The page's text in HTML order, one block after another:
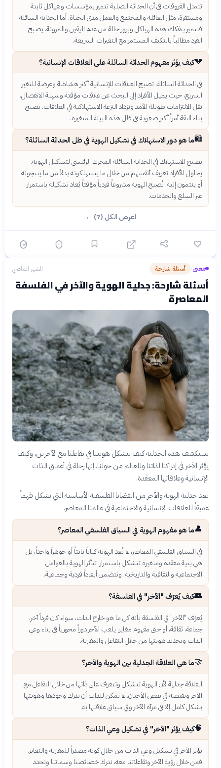
تتمثل الفروقات في أن الحداثة الصلبة تتميز بمؤسسات وهياكل ثابتة
ومستقرة، مثل العائلة والمجتمع والعمل مدى الحياة. أما الحداثة السائلة
فتتميز بتفكك هذه الهياكل وبروز حالة من عدم اليقين والمرونة. يصبح
الفرد مطالباً بالتكيف المستمر مع التغيرات السريعة.
💔كيف يؤثر مفهوم الحداثة السائلة على العلاقات الإنسانية؟
في الحداثة السائلة، تصبح العلاقات الإنسانية أكثر هشاشة وعرضة للتغير
السريع، حيث يميل الأفراد إلى البحث عن علاقات مؤقتة وسهلة الانفصال.
تقل الالتزامات طويلة الأمد وتزداد النزعة الاستهلاكية في العلاقات. يصبح
بناء الثقة أمراً أكثر صعوبة في ظل هذه البيئة المتغيرة.
🛍️ما هو دور الاستهلاك في تشكيل الهوية في ظل الحداثة السائلة؟
يصبح الاستهلاك في الحداثة السائلة المحرك الرئيسي لتشكيل الهوية.
يحاول الأفراد تعريف أنفسهم من خلال ما يستهلكونه بدلاً من ما ينتجونه
أو ينتمون إليه. تُصبح الهوية مشروعاً فردياً مؤقتاً يُعاد تشكيله باستمرار
عبر السلع والخدمات.
اعرض الكل (7) ←
معنى› أسئلة شارحة الشهر الماضي
أسئلة شارحة: جدلية الهوية والآخر في الفلسفة
المعاصرة
تستكشف هذه الجدلية كيف تتشكل هويتنا في تفاعلنا مع الآخرين، وكيف
يؤثر الآخر في إدراكنا لذاتنا وللعالم من حولنا. إنها رحلة في أعماق الذات
الإنسانية وعلاقاتها المعقدة.
تعد جدلية الهوية والآخر من القضايا الفلسفية الأساسية التي تشكل فهماً
عميقاً للعلاقات الإنسانية والاجتماعية في عالمنا المعاصر.
👤ما هو مفهوم الهوية في السياق الفلسفي المعاصر؟
في السياق الفلسفي المعاصر، لا تُعد الهوية كياناً ثابتاً أو جوهراً واحداً، بل
هي بنية معقدة ومتغيرة تتشكل باستمرار. تتأثر الهوية بالعوامل
الاجتماعية والثقافية والتاريخية، وتتضمن أبعاداً فردية وجماعية.
👥كيف يُعرّف "الآخر" في الفلسفة؟
يُعرّف "الآخر" في الفلسفة بأنه كل ما هو خارج الذات، سواء كان فرداً آخر،
جماعة، ثقافة، أو حتى مفهوم مغاير. يلعب الآخر دوراً محورياً في بناء وعي
الذات وتحديد هويتها من خلال التفاعل والمقارنة.
🤝ما هي العلاقة الجدلية بين الهوية والآخر؟
العلاقة جدلية لأن الهوية تتشكل وتتعرف على ذاتها من خلال التفاعل مع
الآخر ونقيضه في بعض الأحيان. لا يمكن للذات أن تدرك وجودها وهويتها
بشكل كامل إلا في مرآة الآخر وفي سياق علاقتها به.
🧠كيف يؤثر "الآخر" في تشكيل وعي الذات؟
يؤثر الآخر في تشكيل وعي الذات من خلال كونه مصدراً للمقارنة والتغاير.
فمن خلال رؤية الآخر وتفاعلاتنا معه، ندرك خصائصنا وسماتنا ونحدد